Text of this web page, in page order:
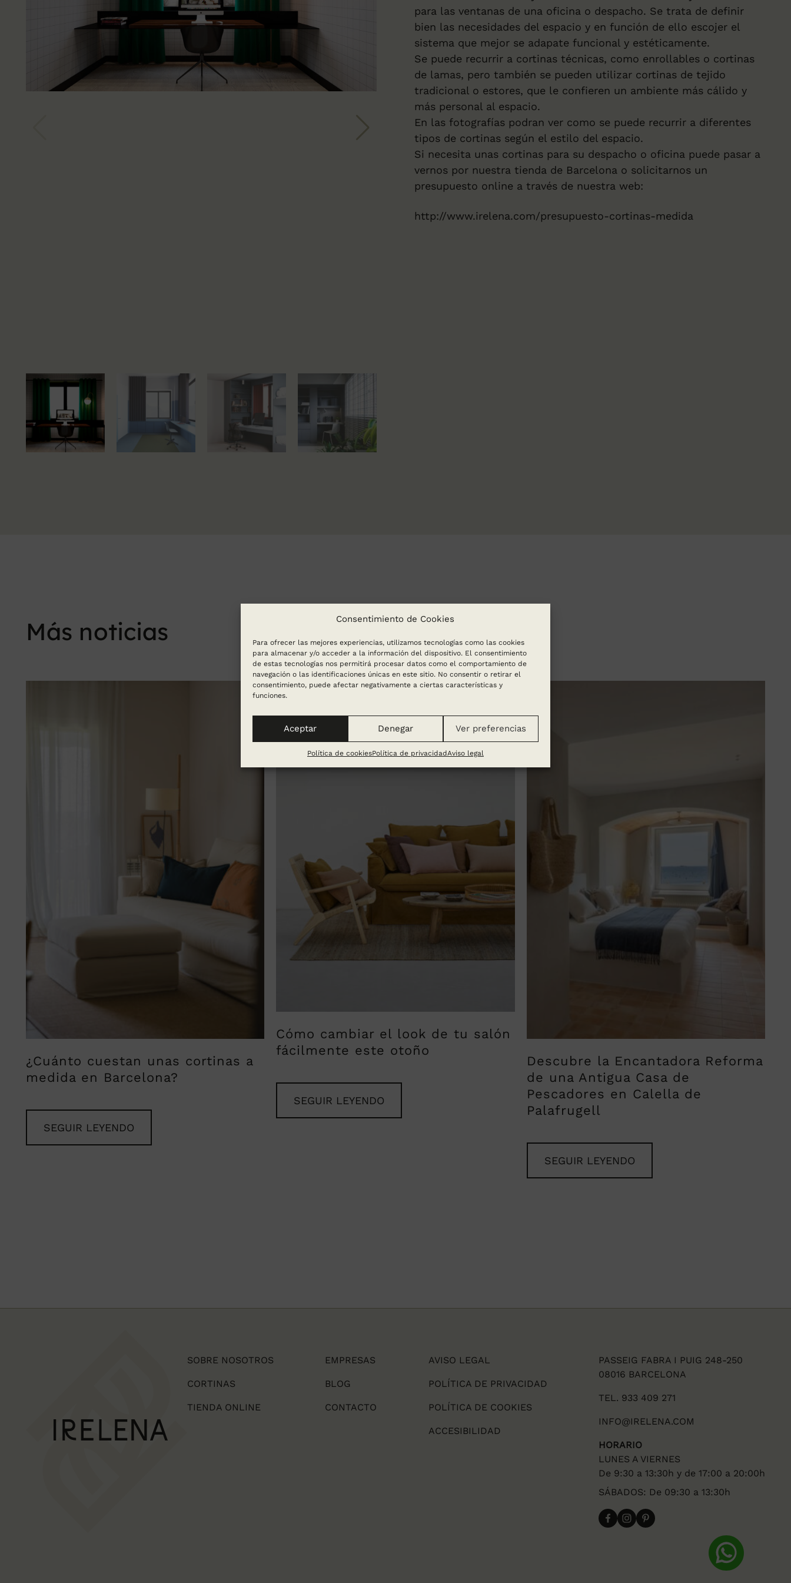
Consentimiento de Cookies
Para ofrecer las mejores experiencias, utilizamos tecnologías como las cookies
para almacenar y/o acceder a la información del dispositivo. El consentimiento
de estas tecnologías nos permitirá procesar datos como el comportamiento de
navegación o las identificaciones únicas en este sitio. No consentir o retirar el
consentimiento, puede afectar negativamente a ciertas características y
funciones.
Aceptar Denegar Ver preferencias
Política de cookiesPolítica de privacidadAviso legal
para las ventanas de una oficina o despacho. Se trata de definir
bien las necesidades del espacio y en función de ello escojer el
sistema que mejor se adapate funcional y estéticamente.
Se puede recurrir a cortinas técnicas, como enrollables o cortinas
de lamas, pero también se pueden utilizar cortinas de tejido
tradicional o estores, que le confieren un ambiente más cálido y
más personal al espacio.
En las fotografías podran ver como se puede recurrir a diferentes
tipos de cortinas según el estilo del espacio.
Si necesita unas cortinas para su despacho o oficina puede pasar a
vernos por nuestra tienda de Barcelona o solicitarnos un
presupuesto online a través de nuestra web:
http://www.irelena.com/presupuesto-cortinas-medida
Más noticias
¿Cuánto cuestan unas cortinas a
medida en Barcelona?
SEGUIR LEYENDO
Cómo cambiar el look de tu salón
fácilmente este otoño
SEGUIR LEYENDO
Descubre la Encantadora Reforma
de una Antigua Casa de
Pescadores en Calella de
Palafrugell
SEGUIR LEYENDO
SOBRE NOSOTROS
CORTINAS
TIENDA ONLINE
EMPRESAS
BLOG
CONTACTO
AVISO LEGAL
POLÍTICA DE PRIVACIDAD
POLÍTICA DE COOKIES
ACCESIBILIDAD
PASSEIG FABRA I PUIG 248-250
08016 BARCELONA
TEL. 933 409 271
INFO@IRELENA.COM
HORARIO
LUNES A VIERNES
De 9:30 a 13:30h y de 17:00 a 20:00h
SÁBADOS: De 09:30 a 13:30h